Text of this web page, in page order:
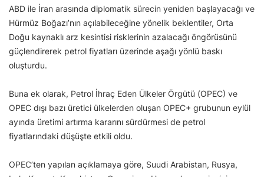
ABD ile İran arasında diplomatik sürecin yeniden başlayacağı ve
Hürmüz Boğazı’nın açılabileceğine yönelik beklentiler, Orta
Doğu kaynaklı arz kesintisi risklerinin azalacağı öngörüsünü
güçlendirerek petrol fiyatları üzerinde aşağı yönlü baskı
oluşturdu.
Buna ek olarak, Petrol İhraç Eden Ülkeler Örgütü (OPEC) ve
OPEC dışı bazı üretici ülkelerden oluşan OPEC+ grubunun eylül
ayında üretimi artırma kararını sürdürmesi de petrol
fiyatlarındaki düşüşte etkili oldu.
OPEC’ten yapılan açıklamaya göre, Suudi Arabistan, Rusya,